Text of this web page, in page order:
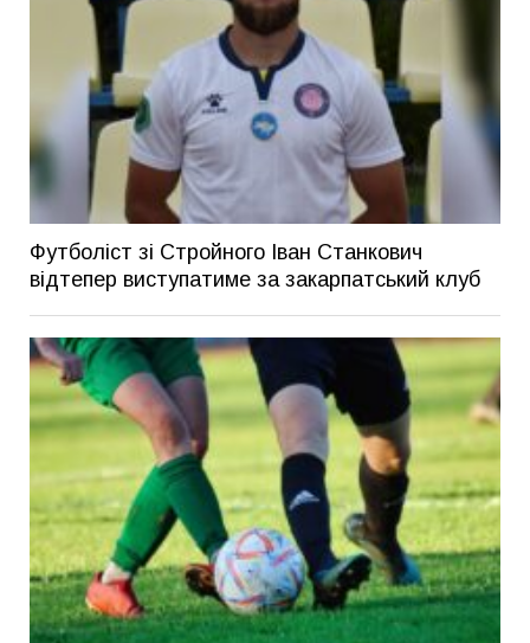
Футболіст зі Стройного Іван Станкович
відтепер виступатиме за закарпатський клуб